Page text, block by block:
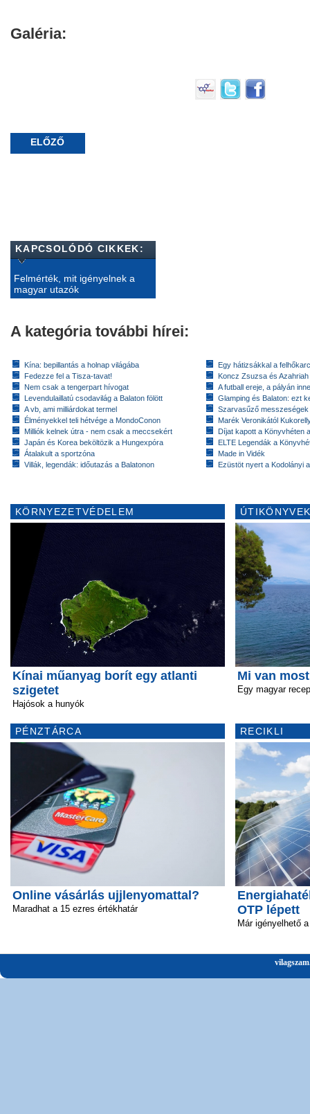
Galéria:
ELŐZŐ
KAPCSOLÓDÓ CIKKEK:
Felmérték, mit igényelnek a
magyar utazók
A kategória további hírei:
Kína: bepillantás a holnap világába
Fedezze fel a Tisza-tavat!
Nem csak a tengerpart hívogat
Levendulaillatú csodavilág a Balaton fölött
A vb, ami milliárdokat termel
Élményekkel teli hétvége a MondoConon
Milliók kelnek útra - nem csak a meccsekért
Japán és Korea beköltözik a Hungexpóra
Átalakult a sportzóna
Villák, legendák: időutazás a Balatonon
Egy hátizsákkal a
Koncz Zsuzsa és
A futball ereje, a pályán
Glamping és Balaton: ezt
Szarvasűző messzeségek
Marék Veronikától
Díjat kapott a Könyvhéten
ELTE Legendák a
Made in Vidék
Ezüstöt nyert a Kodolányi
KÖRNYEZETVÉDELEM
Kínai műanyag borít egy atlanti
szigetet
Hajósok a hunyók
PÉNZTÁRCA
Online vásárlás ujjlenyomattal?
Maradhat a 15 ezres értékhatár
Mi van
Egy magyar
RECIKLI
OTP lépett
Már igényelhető